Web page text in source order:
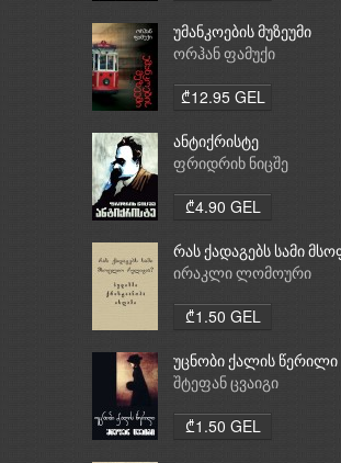
უმანკოების მუზეუმი
ორჰან ფამუქი
₾12.95 GEL
ანტიქრისტე
ფრიდრიხ ნიცშე
₾4.90 GEL
რას ქადაგებს სამი
რელიგია: ბუდიზმი,
ირაკლი ლომოური
₾1.50 GEL
უცნობი ქალის წერილი
შტეფან ცვაიგი
₾1.50 GEL